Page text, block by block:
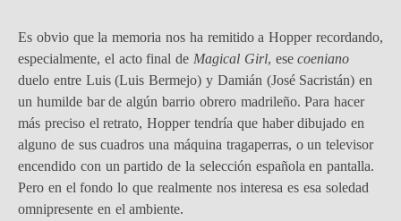
Es obvio que la memoria nos ha remitido a Hopper recordando,
especialmente, el acto final de Magical Girl, esecoeniano
duelo entre Luis (Luis Bermejo) y Damián (José Sacristán) en
un humilde bar de algún barrio obrero madrileño. Para hacer
más preciso el retrato, Hopper tendría que haber dibujado en
alguno de sus cuadros una máquina tragaperras, o un televisor
encendido con un partido de la selección española en pantalla.
Pero en el fondo lo que realmente nos interesa es esa soledad
omnipresente en el ambiente.